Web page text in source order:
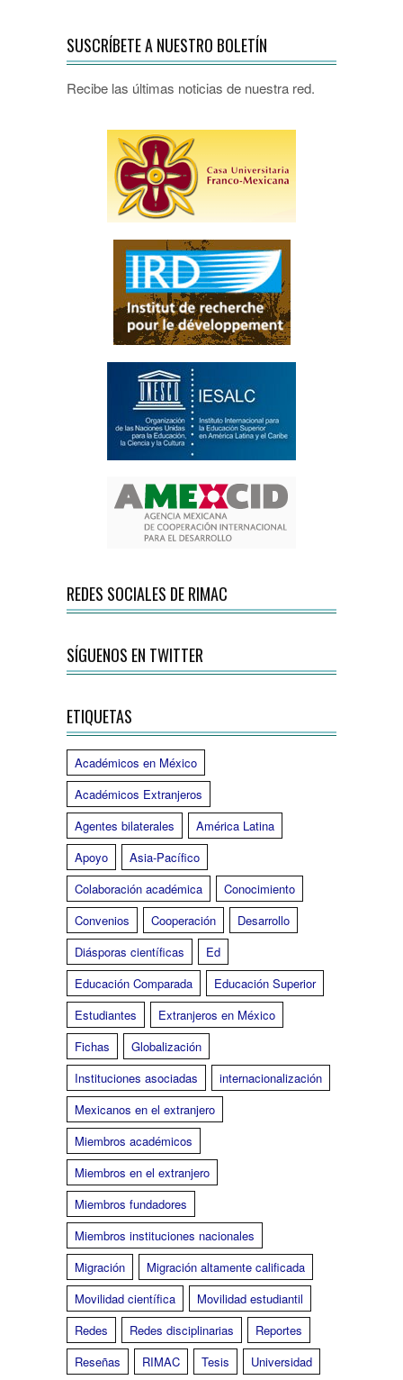
SUSCRÍBETE A NUESTRO BOLETÍN
Recibe las últimas noticias de nuestra red.
REDES SOCIALES DE RIMAC
SÍGUENOS EN TWITTER
ETIQUETAS
Académicos en México
Académicos Extranjeros
Agentes bilaterales
América Latina
Apoyo
Asia-Pacífico
Colaboración académica
Conocimiento
Convenios
Cooperación
Desarrollo
Diásporas científicas
Ed
Educación Comparada
Educación Superior
Estudiantes
Extranjeros en México
Fichas
Globalización
Instituciones asociadas
internacionalización
Mexicanos en el extranjero
Miembros académicos
Miembros en el extranjero
Miembros fundadores
Miembros instituciones nacionales
Migración
Migración altamente calificada
Movilidad científica
Movilidad estudiantil
Redes
Redes disciplinarias
Reportes
Reseñas
RIMAC Tesis Universidad